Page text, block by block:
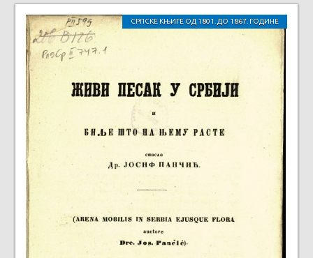
СРПСКЕ КЊИГЕ ОД 1801. ДО 1867. ГОДИНЕ